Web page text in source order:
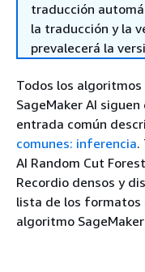
traducción
la traducción y la
prevalecerá la
Todos los
SageMaker AI
entrada común
comunes: inferencia.
AI Random Cut
Recordio densos y
lista de los formatos
algoritmo SageMaker